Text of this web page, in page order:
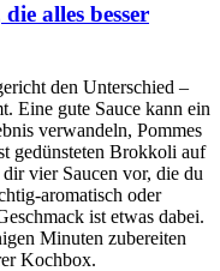
alles besser
den Unterschied –
Eine gute Sauce kann ein
verwandeln, Pommes
gedünsteten Brokkoli auf
vier Saucen vor, die du
aromatisch oder
ist etwas dabei.
Minuten zubereiten
Kochbox.